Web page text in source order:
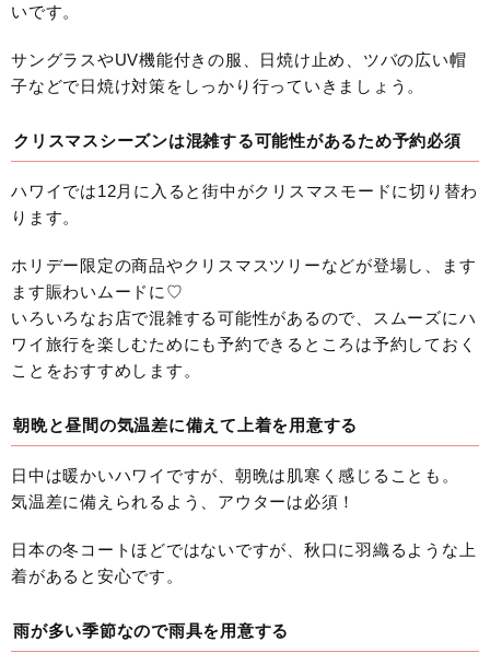
いです。
サングラスやUV機能付きの服、日焼け止め、ツバの広い帽
子などで日焼け対策をしっかり行っていきましょう。
クリスマスシーズンは混雑する可能性があるため予約必須
ハワイでは12月に入ると街中がクリスマスモードに切り替わ
ります。
ホリデー限定の商品やクリスマスツリーなどが登場し、ます
ます賑わいムードに♡
いろいろなお店で混雑する可能性があるので、スムーズにハ
ワイ旅行を楽しむためにも予約できるところは予約しておく
ことをおすすめします。
朝晩と昼間の気温差に備えて上着を用意する
日中は暖かいハワイですが、朝晩は肌寒く感じることも。
気温差に備えられるよう、アウターは必須！
日本の冬コートほどではないですが、秋口に羽織るような上
着があると安心です。
雨が多い季節なので雨具を用意する